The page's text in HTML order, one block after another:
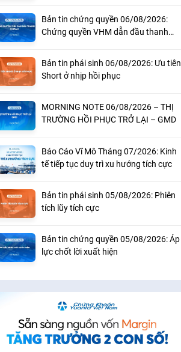
Bản tin chứng quyền 06/08/2026:
Chứng quyền VHM dẫn đầu thanh
Bản tin phái sinh 06/08/2026: Ưu tiên
Short ở nhịp hồi phục
MORNING NOTE 06/08/2026 – THỊ
TRƯỜNG HỒI PHỤC TRỞ LẠI – GMD
Báo Cáo Vĩ Mô Tháng 07/2026: Kinh
tế tiếp tục duy trì xu hướng tích cực
Bản tin phái sinh 05/08/2026: Phiên
tích lũy tích cực
Bản tin chứng quyền 05/08/2026: Áp
lực chốt lời xuất hiện